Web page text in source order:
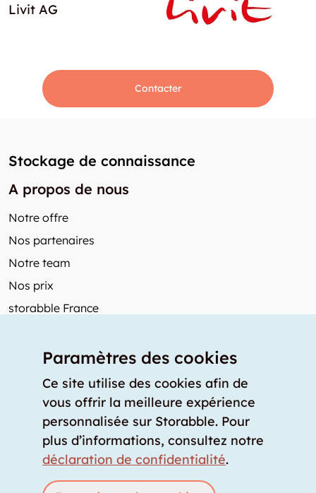
Livit AG
Contacter
Stockage de connaissance
A propos de nous
Notre offre
Nos partenaires
Notre team
Nos prix
storabble France
Articles de presse
Comment calculer la capacité d'un garde-meuble?
Quel est le tarif moyen d'un garde-meuble?
Pour fournisseurs de stockage
Connexion Annoncez un espace de stockage
Paramètres des cookies
Ce site utilise des cookies afin de
vous offrir la meilleure expérience
personnalisée sur Storabble. Pour
plus d’informations, consultez notre
déclaration de confidentialité.